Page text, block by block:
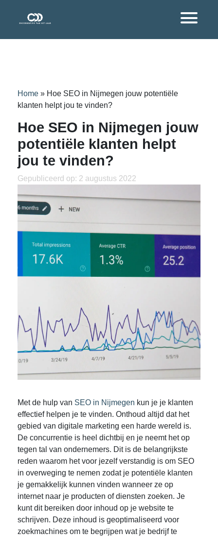
Home » Hoe SEO in Nijmegen jouw potentiële
klanten helpt jou te vinden?
Hoe SEO in Nijmegen jouw
potentiële klanten helpt
jou te vinden?
Gepubliceerd op: 2 augustus 2022
Met de hulp van SEO in Nijmegen kun je je klanten
effectief helpen je te vinden. Onthoud altijd dat het
gebied van digitale marketing een harde wereld is.
De concurrentie is heel dichtbij en je neemt het op
tegen tal van ondernemers. Dit is de belangrijkste
reden waarom het voor jezelf verstandig is om SEO
in overweging te nemen zodat je potentiële klanten
je gemakkelijk kunnen vinden wanneer ze op
internet naar je producten of diensten zoeken. Je
kunt dit bereiken door inhoud op je website te
schrijven. Deze inhoud is geoptimaliseerd voor
zoekmachines om te begrijpen wat je bedrijf te